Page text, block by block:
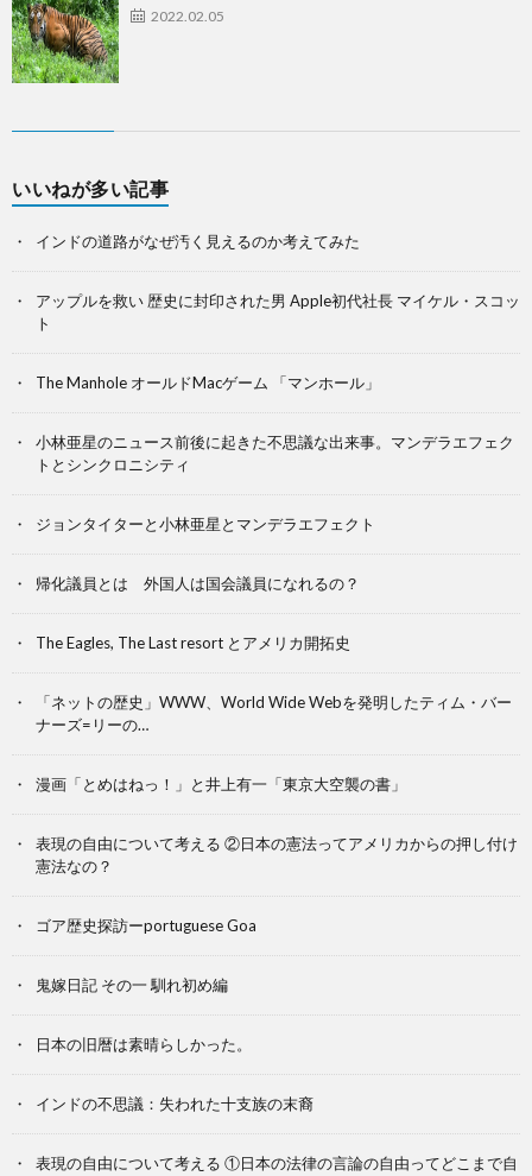
2022.02.05
いいねが多い記事
インドの道路がなぜ汚く見えるのか考えてみた
アップルを救い 歴史に封印された男 Apple初代社長 マイケル・スコッ
ト
The Manhole オールドMacゲーム 「マンホール」
小林亜星のニュース前後に起きた不思議な出来事。マンデラエフェク
トとシンクロニシティ
ジョンタイターと小林亜星とマンデラエフェクト
帰化議員とは 外国人は国会議員になれるの？
The Eagles, The Last resort とアメリカ開拓史
「ネットの歴史」WWW、World Wide Webを発明したティム・バー
ナーズ=リーの…
漫画「とめはねっ！」と井上有一「東京大空襲の書」
表現の自由について考える ②日本の憲法ってアメリカからの押し付け
憲法なの？
ゴア歴史探訪ーportuguese Goa
鬼嫁日記 その一 馴れ初め編
日本の旧暦は素晴らしかった。
インドの不思議：失われた十支族の末裔
表現の自由について考える ①日本の法律の言論の自由ってどこまで自